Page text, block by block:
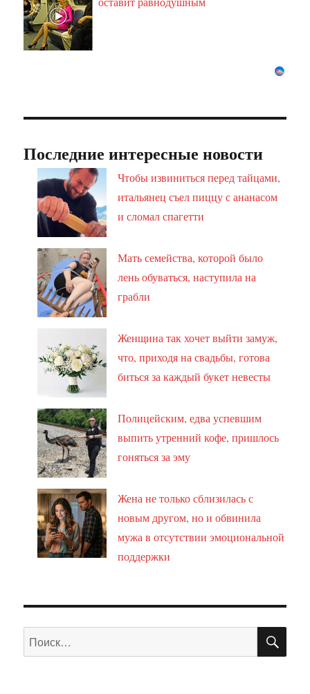
Последние интересные новости
Чтобы извиниться перед тайцами,
итальянец съел пиццу с ананасом
и сломал спагетти
Мать семейства, которой было
лень обуваться, наступила на
грабли
Женщина так хочет выйти замуж,
что, приходя на свадьбы, готова
биться за каждый букет невесты
Полицейским, едва успевшим
выпить утренний кофе, пришлось
гоняться за эму
Жена не только сблизилась с
новым другом, но и обвинила
мужа в отсутствии эмоциональной
поддержки
Искать: